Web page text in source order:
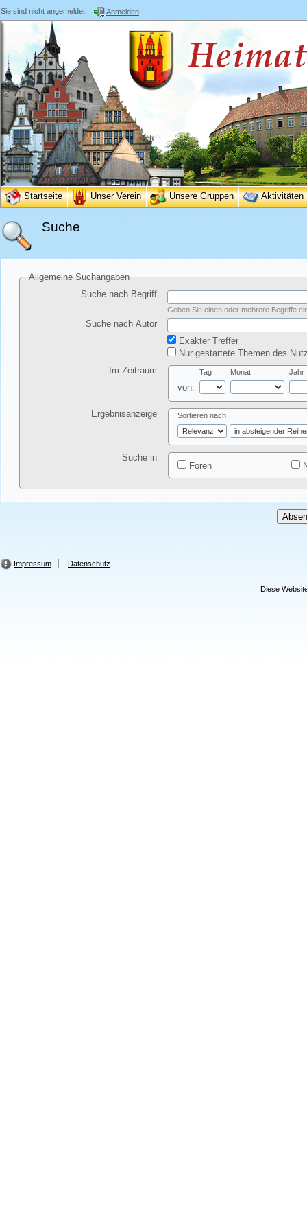
Sie sind nicht angemeldet. Anmelden
Startseite Unser Verein Unsere Gruppen Aktivitäten
Suche
Allgemeine Suchangaben
Suche nach Begriff
Geben Sie einen oder mehrere Begriffe
Suche nach Autor
Exakter Treffer
Nur gestartete Themen des
Im Zeitraum
von:
Tag Monat Jahr
Ergebnisanzeige Sortieren nach
Suche in
Foren
Impressum Datenschutz
Diese